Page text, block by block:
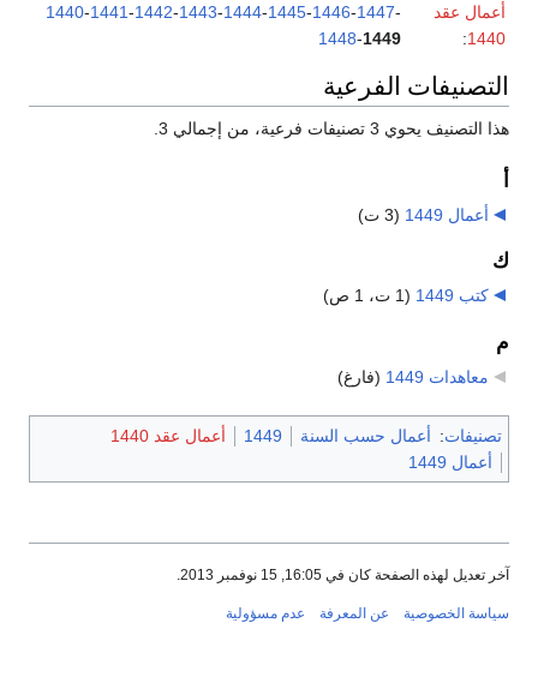
أعمال عقد
1440
:
1440-1441-1442-1443-1444-1445-1446-1447-
1448-1449
التصنيفات الفرعية
هذا التصنيف يحوي 3 تصنيفات فرعية، من إجمالي 3.
أعمال 1449 (3 ت)
ك
كتب 1449 (1 ت، 1 ص)
م
معاهدات 1449 (فارغ)
تصنيفات: أعمال حسب السنة 1449
أعمال عقد 1440
أعمال 1449
آخر تعديل لهذه الصفحة كان في 16:05, 15 نوفمبر 2013.
سياسة الخصوصية عن المعرفة عدم مسؤولية